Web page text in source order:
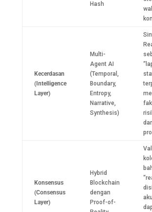
Hash
Kecerdasan
(Intelligence
Layer)
Multi-
Agent AI
(Temporal,
Boundary,
Entropy,
Narrative,
Synthesis)
Konsensus
(Consensus
Layer)
Hybrid
Blockchain
dengan
Proof-of-